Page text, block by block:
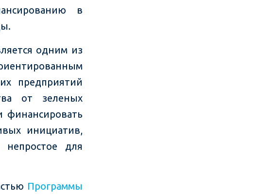
в
одним из
предприятий
от зеленых
финансировать
инициатив,
непростое для
Программы